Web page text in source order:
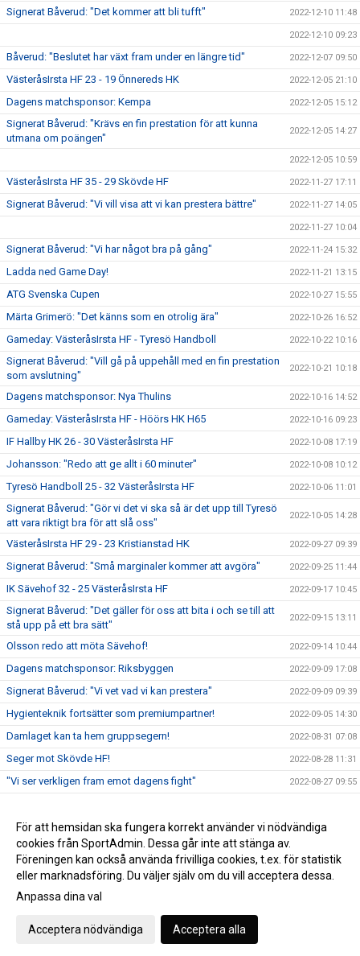
Signerat Båverud: "Det kommer att bli tufft" 2022-12-10 11:48
2022-12-10 09:23
Båverud: "Beslutet har växt fram under en längre tid" 2022-12-07 09:50
VästeråsIrsta HF 23 - 19 Önnereds HK 2022-12-05 21:10
Dagens matchsponsor: Kempa 2022-12-05 15:12
Signerat Båverud: "Krävs en fin prestation för att kunna
utmana om poängen"
2022-12-05 14:27
2022-12-05 10:59
VästeråsIrsta HF 35 - 29 Skövde HF 2022-11-27 17:11
Signerat Båverud: "Vi vill visa att vi kan prestera bättre" 2022-11-27 14:05
2022-11-27 10:04
Signerat Båverud: "Vi har något bra på gång" 2022-11-24 15:32
Ladda ned Game Day! 2022-11-21 13:15
ATG Svenska Cupen 2022-10-27 15:55
Märta Grimerö: "Det känns som en otrolig ära" 2022-10-26 16:52
Gameday: VästeråsIrsta HF - Tyresö Handboll 2022-10-22 10:16
Signerat Båverud: "Vill gå på uppehåll med en fin prestation
som avslutning"
2022-10-21 10:18
Dagens matchsponsor: Nya Thulins 2022-10-16 14:52
Gameday: VästeråsIrsta HF - Höörs HK H65 2022-10-16 09:23
IF Hallby HK 26 - 30 VästeråsIrsta HF 2022-10-08 17:19
Johansson: "Redo att ge allt i 60 minuter" 2022-10-08 10:12
Tyresö Handboll 25 - 32 VästeråsIrsta HF 2022-10-06 11:01
Signerat Båverud: "Gör vi det vi ska så är det upp till Tyresö
att vara riktigt bra för att slå oss"
2022-10-05 14:28
VästeråsIrsta HF 29 - 23 Kristianstad HK 2022-09-27 09:39
Signerat Båverud: "Små marginaler kommer att avgöra" 2022-09-25 11:44
IK Sävehof 32 - 25 VästeråsIrsta HF 2022-09-17 10:45
Signerat Båverud: "Det gäller för oss att bita i och se till att
stå upp på ett bra sätt"
2022-09-15 13:11
Olsson redo att möta Sävehof! 2022-09-14 10:44
Dagens matchsponsor: Riksbyggen 2022-09-09 17:08
Signerat Båverud: "Vi vet vad vi kan prestera" 2022-09-09 09:39
Hygienteknik fortsätter som premiumpartner! 2022-09-05 14:30
Damlaget kan ta hem gruppsegern! 2022-08-31 07:08
Seger mot Skövde HF! 2022-08-28 11:31
"Vi ser verkligen fram emot dagens fight" 2022-08-27 09:55
Damlaget spelar Annliz Cup! 2022-08-11 15:10
Lisa Palmqvist klar för VästeråsIrsta HF! 2022-06-27 14:48
Gå till Webbversion
För att hemsidan ska fungera korrekt använder vi nödvändiga
cookies från SportAdmin. Dessa går inte att stänga av.
Föreningen kan också använda frivilliga cookies, t.ex. för statistik
eller marknadsföring. Du väljer själv om du vill acceptera dessa.
Anpassa dina val
Acceptera nödvändiga Acceptera alla